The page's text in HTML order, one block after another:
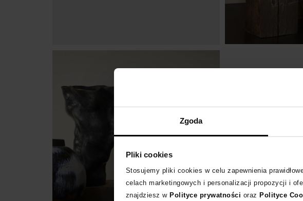
Zgoda
Pliki cookies
Stosujemy pliki cookies w celu zapewnienia
celach marketingowych i personalizacji propozycji i
znajdziesz w Polityce prywatności oraz Polityce